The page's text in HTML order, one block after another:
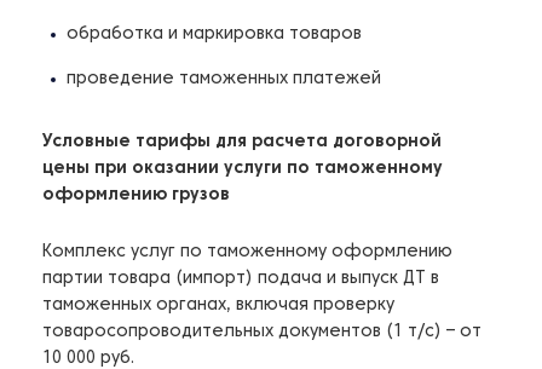
обработка и маркировка товаров
проведение таможенных платежей
Условные тарифы для расчета договорной
цены при оказании услуги по таможенному
оформлению грузов
Комплекс услуг по таможенному оформлению
партии товара (импорт) подача и выпуск ДТ в
таможенных органах, включая проверку
товаросопроводительных документов (1 т/с) – от
10 000 руб.